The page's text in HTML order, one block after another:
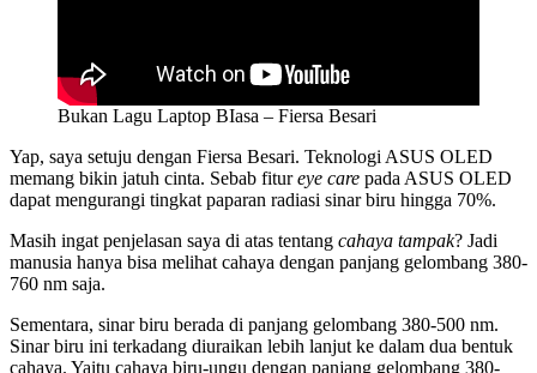
Bukan Lagu Laptop BIasa – Fiersa Besari
Yap, saya setuju dengan Fiersa Besari. Teknologi ASUS OLED
memang bikin jatuh cinta. Sebab fitureye care pada ASUS OLED
dapat mengurangi tingkat paparan radiasi sinar biru hingga 70%.
Masih ingat penjelasan saya di atas tentang cahaya tampak? Jadi
manusia hanya bisa melihat cahaya dengan panjang gelombang 380-
760 nm saja.
Sementara, sinar biru berada di panjang gelombang 380-500 nm.
Sinar biru ini terkadang diuraikan lebih lanjut ke dalam dua bentuk
cahaya. Yaitu cahaya biru-ungu dengan panjang gelombang 380-